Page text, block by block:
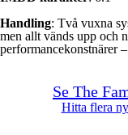
Handling: Två vuxna
men allt vänds upp och
performancekonstnärer
Se The
Hitta flera